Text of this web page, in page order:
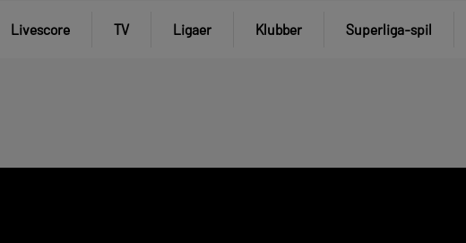
Livescore TV Ligaer Klubber Superliga-spil